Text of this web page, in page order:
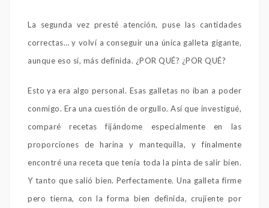
La segunda vez presté atención, puse las cantidades
correctas… y volví a conseguir una única galleta gigante,
aunque eso sí, más definida. ¿POR QUÉ? ¿POR QUÉ?
Esto ya era algo personal. Esas galletas no iban a poder
conmigo. Era una cuestión de orgullo. Así que investigué,
comparé recetas fijándome especialmente en las
proporciones de harina y mantequilla, y finalmente
encontré una receta que tenía toda la pinta de salir bien.
Y tanto que salió bien. Perfectamente. Una galleta firme
pero tierna, con la forma bien definida, crujiente por